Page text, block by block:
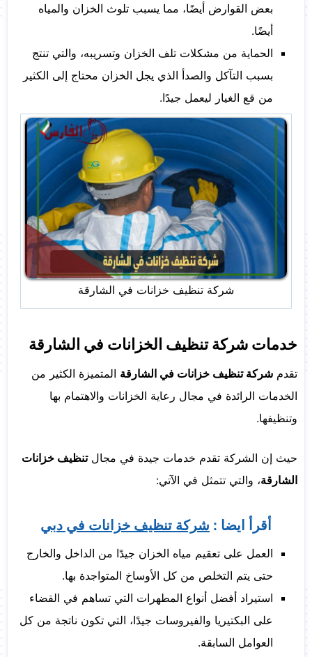
بعض القوارض أيضًا، مما يسبب تلوث الخزان والمياه
أيضًا.
الحماية من مشكلات تلف الخزان وتسريبه، والتي تنتج
بسبب التآكل والصدأ الذي يجل الخزان محتاج إلى الكثير
من قع الغيار ليعمل جيدًا.
شركة تنظيف خزانات في الشارقة
خدمات شركة تنظيف الخزانات في الشارقة
تقدم شركة تنظيف خزانات في الشارقة المتميزة الكثير من
الخدمات الرائدة في مجال رعاية الخزانات والاهتمام بها
وتنظيفها.
حيث إن الشركة تقدم خدمات جيدة في مجالتنظيف خزانات
الشارقة، والتي تتمثل في الآتي:
أقرأ ايضا : شركة تنظيف خزانات في دبي
العمل على تعقيم مياه الخزان جيدًا من الداخل والخارج
حتى يتم التخلص من كل الأوساخ المتواجدة بها.
استيراد أفضل أنواع المطهرات التي تساهم في القضاء
على البكتيريا والفيروسات جيدًا، التي تكون ناتجة من كل
العوامل السابقة.